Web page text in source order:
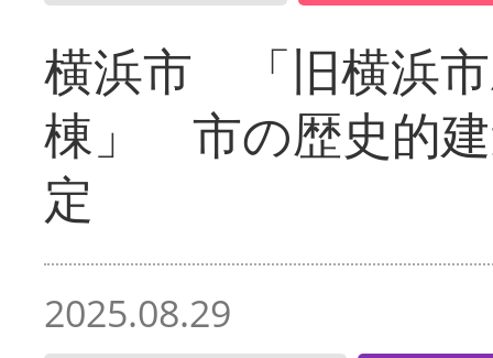
横浜市 「旧横浜
棟」 市の歴史的
定
2025.08.29